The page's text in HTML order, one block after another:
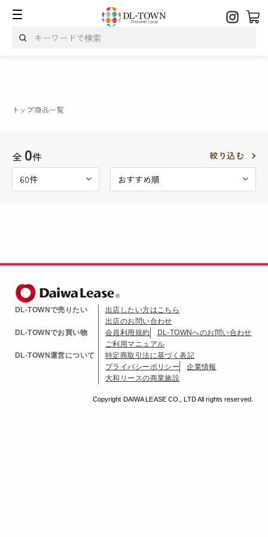
トップ商品一覧
全 0件 絞り込む
DL-TOWNで売りたい
出店したい方はこちら
出店のお問い合わせ
DL-TOWNでお買い物
会員利用規約
DL-TOWNへのお問い合わせ
ご利用マニュアル
DL-TOWN運営について
特定商取引法に基づく表記
プライバシーポリシー
企業情報
大和リースの商業施設
Copyright DAIWA LEASE CO., LTD All rights reserved.